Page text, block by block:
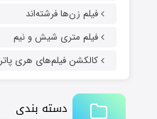
فیلم زن‌ها فرشته‌اند
فیلم متری شیش و نیم
کالکشن فیلم‌های هری پاتر
دسته بندی